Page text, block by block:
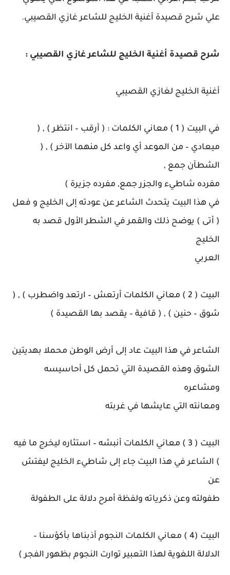
علي شرح قصيدة أغنية الخليج للشاعر غازي القصيبي.
شرح قصيدة أغنية الخليج للشاعر غازي القصيبي :
أغنية الخليج لغازي القصيبي
في البيت ( 1 ) معاني الكلمات : ( أرقب – انتظر ) , (
ميعادي – من الموعد أي واعد كل منهما الآخر ) , (
الشطآن جمع ,
مفرده شاطيء والجزر جمع, مفرده جزيرة )
في هذا البيت يتحدث الشاعر عن عودته إلى الخليج و فعل
( أتى ) يوضح ذلك والقمر في الشطر الأول قصد به
الخليج
العربي
البيت ( 2 ) معاني الكلمات أرتعش – ارتعد واضطرب ) , (
شوق – حنين ) , ( قافية – يقصد بها القصيدة )
الشاعر في هذا البيت عاد إلى أرض الوطن محملا بهديتين
الشوق وهذه القصيدة التي تحمل كل أحاسيسه
ومشاعره
ومعانته التي عايشها في غربته
البيت ( 3 ) معاني الكلمات أنبشه – استثاره ليخرج ما فيه
) الشاعر في هذا البيت جاء إلى شاطيء الخليج ليفتش
عن
طفولته وعن ذكرياته ولفظة أمرح دلالة على الطفولة
البيت (4 ) معاني الكلمات النجوم أذبناها بأكؤسنا –
الدلالة اللغوية لهذا التعبير توارت النجوم بظهور الفجر )